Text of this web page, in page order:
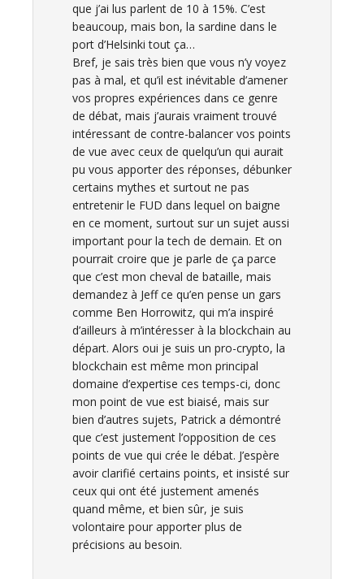
que j’ai lus parlent de 10 à 15%. C’est
beaucoup, mais bon, la sardine dans le
port d’Helsinki tout ça…
Bref, je sais très bien que vous n’y voyez
pas à mal, et qu’il est inévitable d’amener
vos propres expériences dans ce genre
de débat, mais j’aurais vraiment trouvé
intéressant de contre-balancer vos points
de vue avec ceux de quelqu’un qui aurait
pu vous apporter des réponses, débunker
certains mythes et surtout ne pas
entretenir le FUD dans lequel on baigne
en ce moment, surtout sur un sujet aussi
important pour la tech de demain. Et on
pourrait croire que je parle de ça parce
que c’est mon cheval de bataille, mais
demandez à Jeff ce qu’en pense un gars
comme Ben Horrowitz, qui m’a inspiré
d’ailleurs à m’intéresser à la blockchain au
départ. Alors oui je suis un pro-crypto, la
blockchain est même mon principal
domaine d’expertise ces temps-ci, donc
mon point de vue est biaisé, mais sur
bien d’autres sujets, Patrick a démontré
que c’est justement l’opposition de ces
points de vue qui crée le débat. J’espère
avoir clarifié certains points, et insisté sur
ceux qui ont été justement amenés
quand même, et bien sûr, je suis
volontaire pour apporter plus de
précisions au besoin.